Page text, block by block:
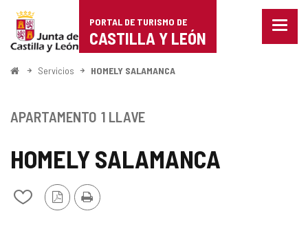
Portal
de
Turismo
Castilla
León
PORTAL DE TURISMO DE
CASTILLA Y LEÓN
Menu
InicioServicios HOMELY SALAMANCA
HOMELY SALAMANCA
Añadir/quitar
Versión
PDF
Imprimir
APARTAMENTO 1 LLAVE